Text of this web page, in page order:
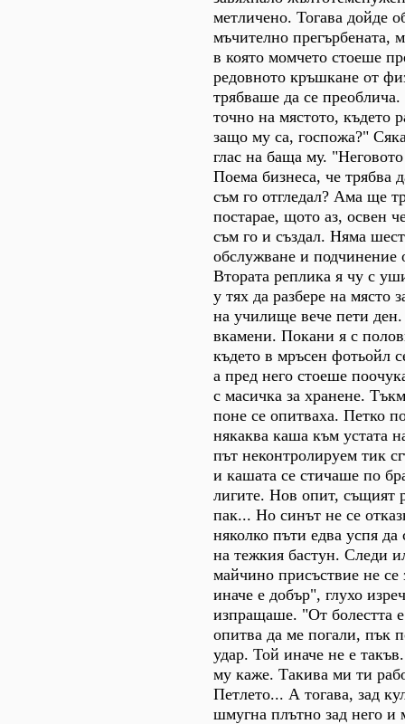
метличено. Тогава дойде
мъчително прегърбената,
в която момчето стоеше
редовното кръшкане от
трябваше да се
точно на мястото, където
защо му са, госпожа?"
глас на баща му.
Поема бизнеса, че трябва
съм го отгледал? Ама ще
постарае, щото аз, освен
съм го и създал. Няма
обслужване и подчинение
Втората реплика я чу с
у тях да разбере на място
на училище вече пети
вкамени. Покани я с
където в мръсен фотьойл
а пред него стоеше
с масичка за хранене.
поне се опитваха. Петко
някаква каша към устата
път неконтролируем тик
и кашата се стичаше по
лигите. Нов опит, същият
пак... Но синът не се
няколко пъти едва успя да
на тежкия бастун. Следи
майчино присъствие не се
иначе е добър", глухо
изпращаше. "От болестта
опитва да ме погали, пък
удар. Той иначе не е
му каже. Такива ми ти
Петлето... А тогава, зад
шмугна плътно зад него и